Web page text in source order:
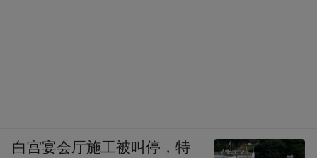
白宫宴会厅施工被叫停，特